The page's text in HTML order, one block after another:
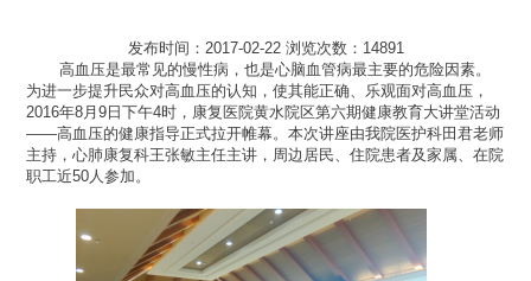
发布时间：2017-02-22 浏览次数：14891
高血压是最常见的慢性病，也是心脑血管病最主要的危险因素。
为进一步提升民众对高血压的认知，使其能正确、乐观面对高血压，
2016年8月9日下午4时，康复医院黄水院区第六期健康教育大讲堂活动
——高血压的健康指导正式拉开帷幕。本次讲座由我院医护科田君老师
主持，心肺康复科王张敏主任主讲，周边居民、住院患者及家属、在院
职工近50人参加。